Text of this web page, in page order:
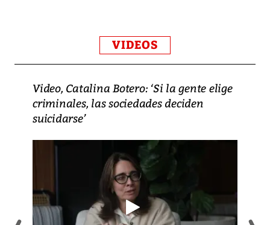
VIDEOS
Video, Catalina Botero: ‘Si la gente elige
criminales, las sociedades deciden
suicidarse’